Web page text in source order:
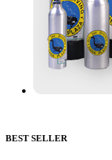
BEST SELLER